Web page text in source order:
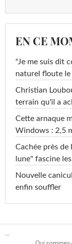
EN CE
"Je me suis dit
naturel floute
Christian
terrain qu'il a
Cette arnaque
Windows : 2,5
Cachée près de
lune" fascine
Nouvelle
enfin souffler
...